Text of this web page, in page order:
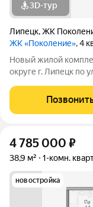
3D-тур
Липецк,ЖК
ЖК «Поколение», 4
Новый жилой
округе г. Липецк по
квартиры, семейные
4 785 000 ₽
38,9 м² 1-комн.
новостройка